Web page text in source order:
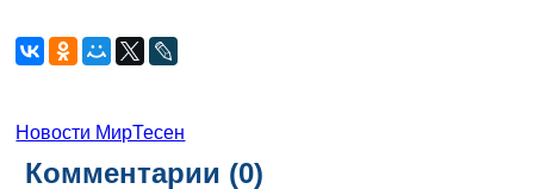
Новости МирТесен
Комментарии (0)